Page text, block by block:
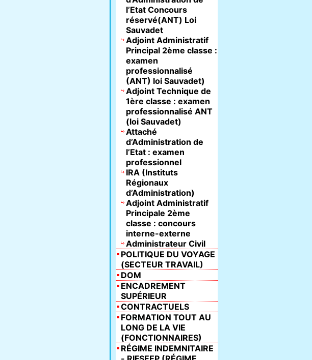
l’Etat Concours
réservé(ANT) Loi
Sauvadet
Adjoint Administratif
Principal 2ème classe :
examen
professionnalisé
(ANT) loi Sauvadet)
Adjoint Technique de
1ère classe : examen
professionnalisé ANT
(loi Sauvadet)
Attaché
d’Administration de
l’Etat : examen
professionnel
IRA (Instituts
Régionaux
d’Administration)
Adjoint Administratif
Principale 2ème
classe : concours
interne-externe
Administrateur Civil
POLITIQUE DU VOYAGE
(SECTEUR TRAVAIL)
DOM
ENCADREMENT
SUPÉRIEUR
CONTRACTUELS
FORMATION TOUT AU
LONG DE LA VIE
(FONCTIONNAIRES)
RÉGIME INDEMNITAIRE